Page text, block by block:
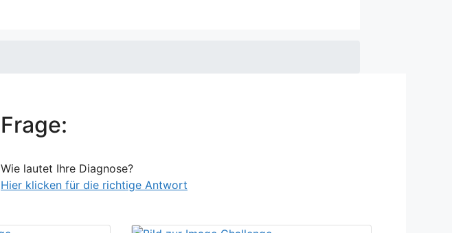
Frage:
Wie lautet Ihre Diagnose?
Hier klicken für die richtige Antwort